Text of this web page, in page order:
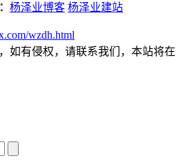
杨泽业博客 杨泽业建站
wzdh.html
如有侵权，请联系我们，本站将在